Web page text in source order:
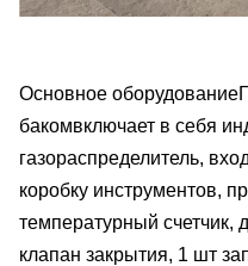
Основное оборудование
бакомвключает в себя
газораспределитель,
коробку инструментов,
температурный счетчик,
клапан закрытия, 1 шт